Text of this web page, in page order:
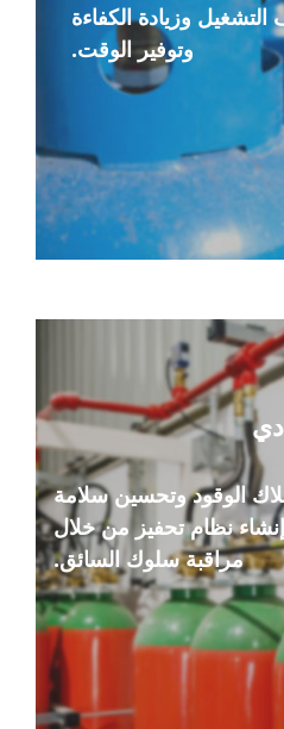
وزيادة الكفاءة
وتوفير الوقت.
الوقود وتحسين سلامة
نظام تحفيز من خلال
مراقبة سلوك السائق.